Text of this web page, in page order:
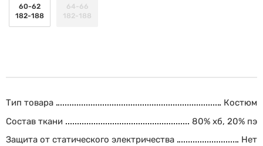
60-62
182-188
64-66
182-188
Тип товара
Костюм
Состав ткани
80% хб, 20% пэ
Защита от статического электричества
Нет